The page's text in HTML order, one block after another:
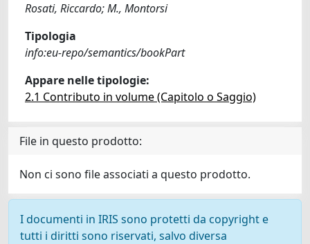
Rosati, Riccardo; M., Montorsi
Tipologia
info:eu-repo/semantics/bookPart
Appare nelle tipologie:
2.1 Contributo in volume (Capitolo o Saggio)
File in questo prodotto:
Non ci sono file associati a questo prodotto.
I documenti in IRIS sono protetti da copyright e
tutti i diritti sono riservati, salvo diversa